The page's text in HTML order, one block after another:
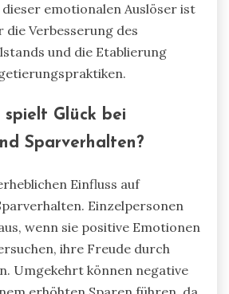
emotionalen Auslöser ist
Verbesserung des
und die Etablierung
spielt Glück bei
Sparverhalten?
Einfluss auf
Einzelpersonen
wenn sie positive Emotionen
ihre Freude durch
Umgekehrt können negative